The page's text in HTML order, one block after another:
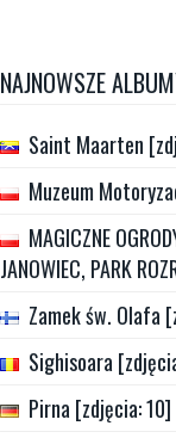
NAJNOWSZE
Saint Maarten
Muzeum
MAGICZNE
JANOWIEC, PARK
Zamek św. Olafa
Sighisoara
Pirna [zdjęcia: 10]